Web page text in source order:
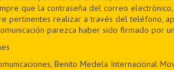
que la contraseña del correo
pertinentes realizar a través del teléfono,
parezca haber sido firmado por
Benito Medela Internacional